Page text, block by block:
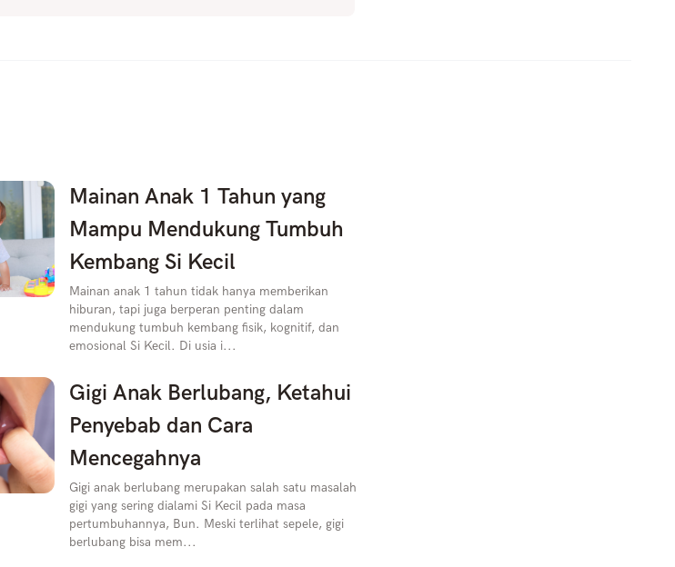
Mainan Anak 1 Tahun yang
Mampu Mendukung Tumbuh
Kembang Si Kecil
Mainan anak 1 tahun tidak hanya memberikan
hiburan, tapi juga berperan penting dalam
mendukung tumbuh kembang fisik, kognitif, dan
emosional Si Kecil. Di usia i...
Gigi Anak Berlubang, Ketahui
Penyebab dan Cara
Mencegahnya
Gigi anak berlubang merupakan salah satu masalah
gigi yang sering dialami Si Kecil pada masa
pertumbuhannya, Bun. Meski terlihat sepele, gigi
berlubang bisa mem...